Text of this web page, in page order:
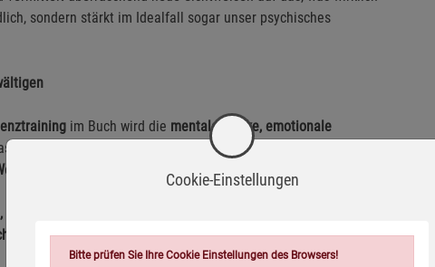
sondern stärkt im Idealfall sogar unser psychisches
im Buch wird die mentale Stärke, emotionale
die Stressbewältigung mühelos klappt und das Streben nach
für mehr Resilienz im Alltag.
dem Leser auf verblüffende Weise fortlaufend
und das Zeug zum Game-Changer in der Resilienz-Literatur
Cookie-Einstellungen
Bitte prüfen Sie Ihre Cookie Einstellungen des Browsers!